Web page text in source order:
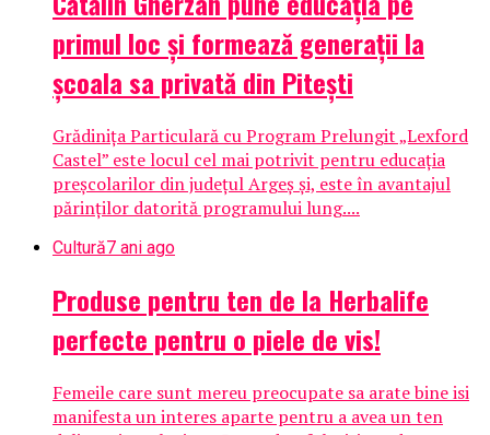
primul loc şi formează generaţii la
şcoala sa privată din Piteşti
Grădinița Particulară cu Program Prelungit „Lexford
Castel” este locul cel mai potrivit pentru educația
preșcolarilor din județul Argeș și, este în avantajul
părinților datorită programului lung....
Cultură7 ani ago
Produse pentru ten de la Herbalife
perfecte pentru o piele de vis!
Femeile care sunt mereu preocupate sa arate bine isi
manifesta un interes aparte pentru a avea un ten